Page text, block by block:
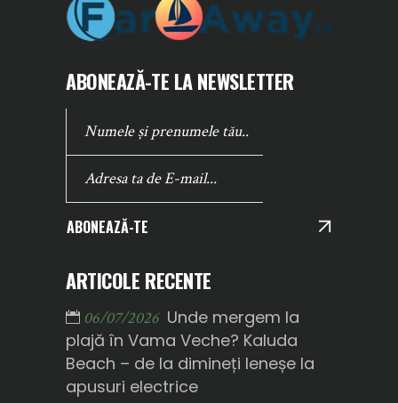
ABONEAZĂ-TE LA NEWSLETTER
ABONEAZĂ-TE
ARTICOLE RECENTE
06/07/2026 Unde mergem la
plajă în Vama Veche? Kaluda
Beach – de la dimineți leneșe la
apusuri electrice